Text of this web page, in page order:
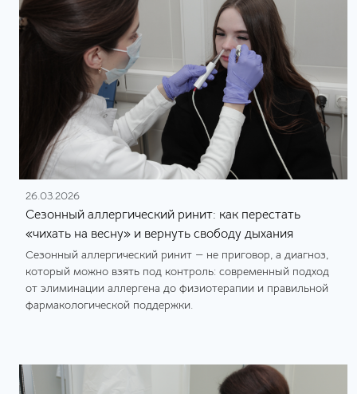
26.03.2026
Сезонный аллергический ринит: как перестать
«чихать на весну» и вернуть свободу дыхания
Сезонный аллергический ринит — не приговор, а диагноз,
который можно взять под контроль: современный подход
от элиминации аллергена до физиотерапии и правильной
фармакологической поддержки.